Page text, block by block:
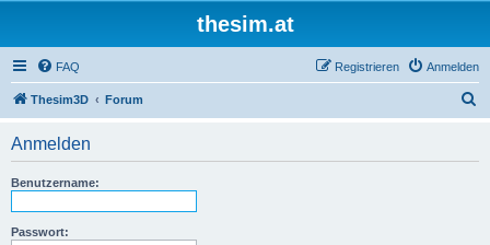
thesim.at
FAQ Anmelden
Registrieren
Thesim3D Forum
Anmelden
Benutzername:
Passwort: